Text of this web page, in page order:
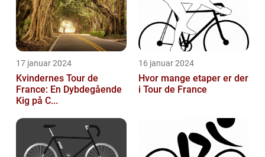
17 januar 2024
Kvindernes Tour de
France: En Dybdegående
Kig på C...
16 januar 2024
Hvor mange etaper er der
i Tour de France